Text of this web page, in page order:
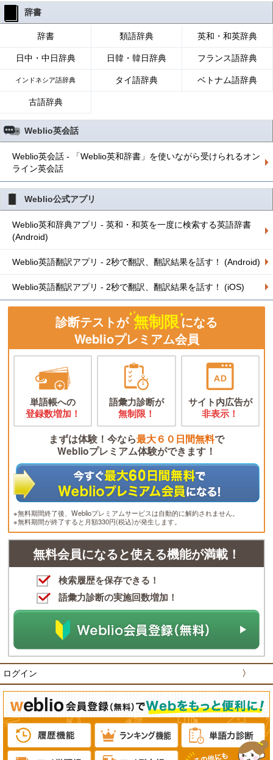
辞書
辞書 類語辞典 英和・和英辞典
日中・中日辞典 日韓・韓日辞典 フランス語辞典
インドネシア語辞典 タイ語辞典 ベトナム語辞典
古語辞典
Weblio英会話
Weblio英会話 - 「Weblio英和辞書」を使いながら受けられるオン
ライン英会話
Weblio公式アプリ
Weblio英和辞典アプリ - 英和・和英を一度に検索する英語辞書
(Android)
Weblio英語翻訳アプリ - 2秒で翻訳、翻訳結果を話す！ (Android)
Weblio英語翻訳アプリ - 2秒で翻訳、翻訳結果を話す！ (iOS)
診断テストが 無制限になる
Weblioプレミアム会員
単語帳への
登録数増加！
語彙力診断が
無制限！
サイト内広告が
非表示！
まずは体験！今なら最大６０日間無料で
Weblioプレミアム体験ができます！
※無料期間終了後、Weblioプレミアムサービスは自動的に解約されません。
※無料期間が終了すると月額330円(税込)が発生します。
無料会員になると使える機能が満載！
検索履歴を保存できる！
語彙力診断の実施回数増加！
ログイン 〉